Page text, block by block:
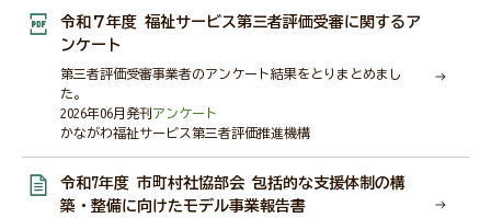
2026年06月発刊アンケート
かながわ福祉サービス第三者評価推進機構
令和７年度 福祉サービス第三者評価受審に関するア
ンケート
第三者評価受審事業者のアンケート結果をとりまとめまし
た。
令和7年度 市町村社協部会 包括的な支援体制の構
築・整備に向けたモデル事業報告書
報告書・刊行物
会員・関係者専用ページ
災害関連情報